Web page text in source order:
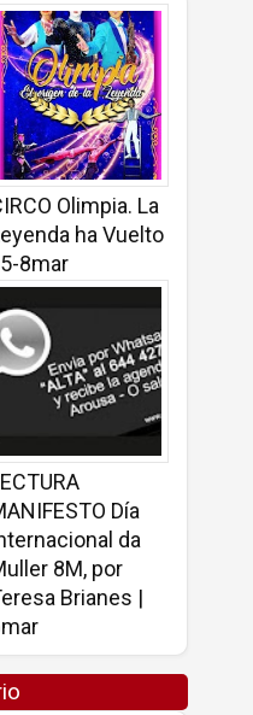
Olimpia. La
ha Vuelto
8mar
Día
da
8M, por
Brianes |